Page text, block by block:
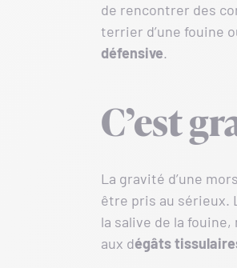
de rencontrer des
terrier d’une fouine
défensive.
C’est
La gravité d’une
être pris au sérieux.
la salive de la
aux dégâts